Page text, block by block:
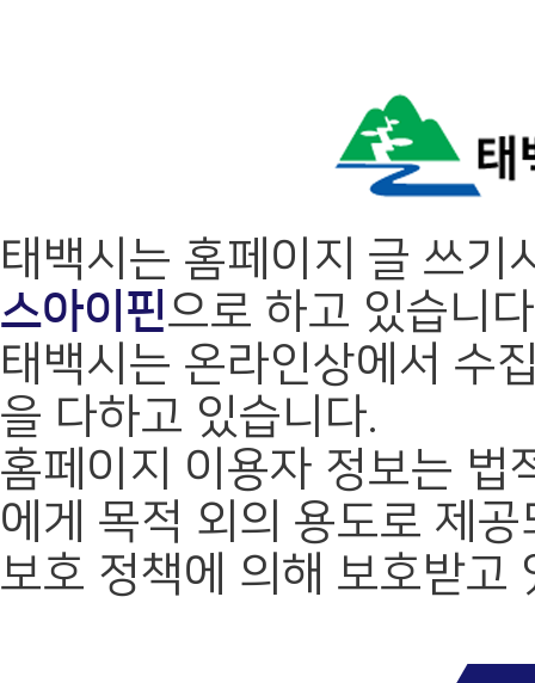
태백시는 홈페이지 글 쓰기
스아이핀으로 하고 있습니
태백시는 온라인상에서 수
을 다하고 있습니다.
홈페이지 이용자 정보는 법
에게 목적 외의 용도로 제
보호 정책에 의해 보호받고